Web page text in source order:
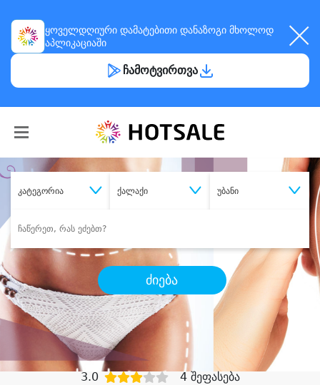
ყოველდღიური დამატებითი დანაზოგი მხოლოდ
აპლიკაციაში
ჩამოტვირთვა
კატეგორია ქალაქი უბანი
ძიება
შეიძინესასურველი მომსახურება
დიდი დანაზოგით
3.0 4 შეფასება